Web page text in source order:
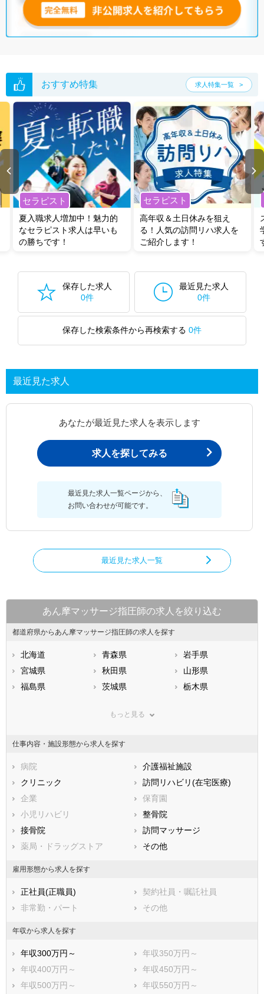
おすすめ特集 求人特集一覧
セラピスト
夏入職求人増加中！魅力的
なセラピスト求人は早いも
の勝ちです！
セラピスト
高年収＆土日休みを狙え
る！人気の訪問リハ求人を
ご紹介します！
保存した求人
0件
最近見た求人
0件
保存した検索条件から再検索する 0件
最近見た求人
あなたが最近見た求人を表示します
求人を探してみる
最近見た求人一覧ページから、
お問い合わせが可能です。
最近見た求人一覧
あん摩マッサージ指圧師の求人を絞り込む
都道府県からあん摩マッサージ指圧師の求人を探す
北海道 青森県
岩手県
宮城県
秋田県
山形県
福島県
茨城県
栃木県
神奈川県
石川県
福井県
静岡県
三重県
滋賀県
大阪府
兵庫県
鳥取県
広島県
徳島県
香川県
愛媛県
鹿児島県
もっと見る
仕事内容・施設形態から求人を探す
病院
介護福祉施設
クリニック
訪問リハビリ(在宅医療)
企業
保育園
小児リハビリ
整骨院
接骨院
訪問マッサージ
薬局・ドラッグストア
その他
雇用形態から求人を探す
正社員(正職員)
契約社員・嘱託社員
非常勤・パート
その他
年収から求人を探す
年収300万円～
年収350万円～
年収400万円～
年収450万円～
年収500万円～
年収550万円～